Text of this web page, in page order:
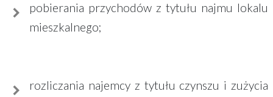
pobierania przychodów z tytułu najmu lokalu
mieszkalnego;
rozliczania najemcy z tytułu czynszu i zużycia